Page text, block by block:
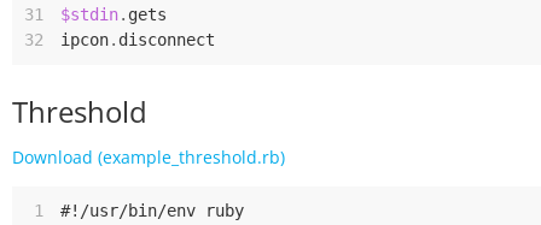
31
$stdin. gets
32
ipcon. disconnect
Threshold
Download (example_threshold.rb)
1
#!/usr/bin/env ruby